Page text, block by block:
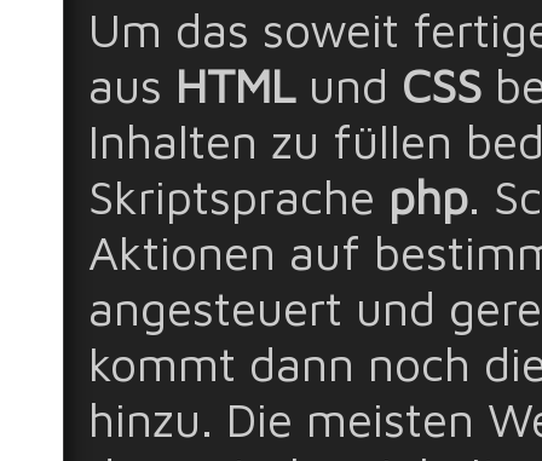
Um das soweit
aus HTMLund CSS
Inhalten zu füllen
Skriptsprache php.
Aktionen auf
angesteuert und
kommt dann noch
hinzu. Die meisten